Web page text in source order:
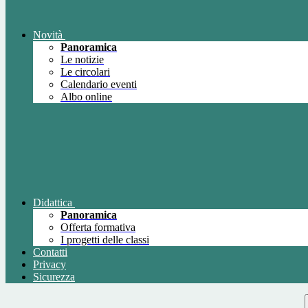
Novità
Panoramica
Le notizie
Le circolari
Calendario eventi
Albo online
Didattica
Panoramica
Offerta formativa
I progetti delle classi
Contatti
Privacy
Sicurezza